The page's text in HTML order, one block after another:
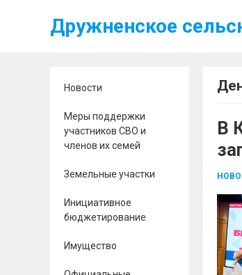
Дружненское
Новости
Меры поддержки
участников СВО и
членов их семей
Земельные участки
Инициативное
бюджетирование
Имущество
В